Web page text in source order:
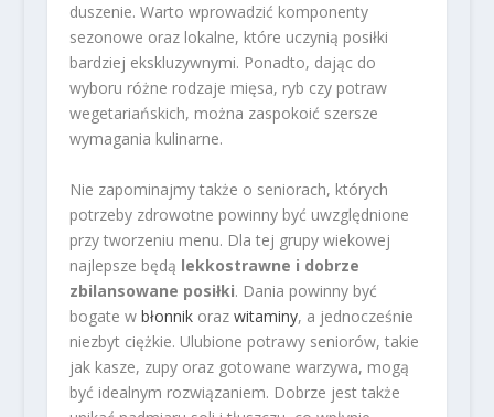
duszenie. Warto wprowadzić komponenty
sezonowe oraz lokalne, które uczynią posiłki
bardziej ekskluzywnymi. Ponadto, dając do
wyboru różne rodzaje mięsa, ryb czy potraw
wegetariańskich, można zaspokoić szersze
wymagania kulinarne.
Nie zapominajmy także o seniorach, których
potrzeby zdrowotne powinny być uwzględnione
przy tworzeniu menu. Dla tej grupy wiekowej
najlepsze będą lekkostrawne i dobrze
zbilansowane posiłki. Dania powinny być
bogate w błonnikoraz witaminy, a jednocześnie
niezbyt ciężkie. Ulubione potrawy seniorów, takie
jak kasze, zupy oraz gotowane warzywa, mogą
być idealnym rozwiązaniem. Dobrze jest także